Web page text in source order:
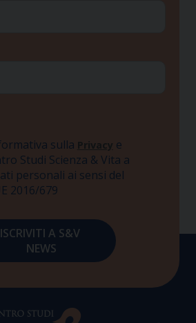
sulla Privacy e
Studi Scienza & Vita a
personali ai sensi del
2016/679